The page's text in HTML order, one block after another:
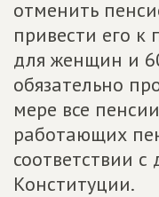
отменить
привести его к
для женщин и
обязательно
мере все
работающих
соответствии
Конституции.